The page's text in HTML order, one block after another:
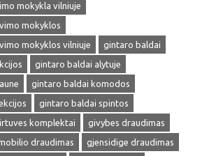
mokykla vilniuje
mokyklos
mokyklos vilniuje
gintaro baldai
gintaro baldai alytuje
gintaro baldai komodos
gintaro baldai spintos
komplektai
givybes draudimas
draudimas
gjensidige draudimas